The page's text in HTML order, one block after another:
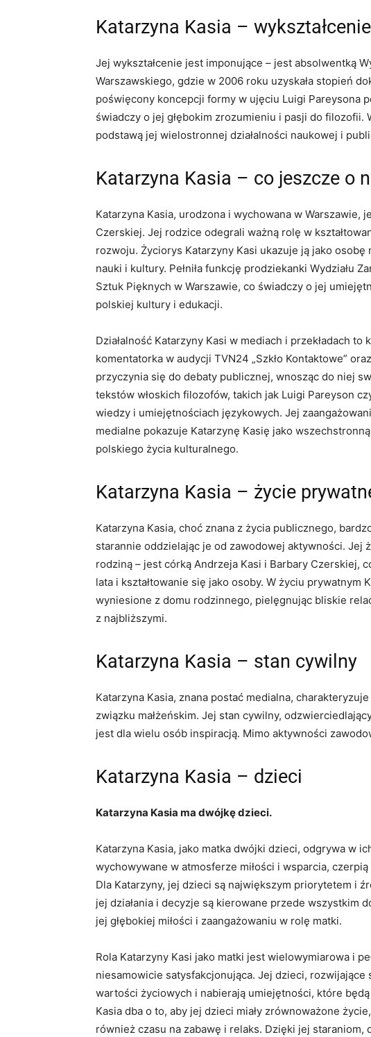
Katarzyna Kasia – wykształcenie
Jej wykształcenie jest imponujące – jest absolwentką
Warszawskiego, gdzie w 2006 roku uzyskała stopień
poświęcony koncepcji formy w ujęciu Luigi Pareysona
świadczy o jej głębokim zrozumieniu i pasji do filozofii.
podstawą jej wielostronnej działalności naukowej i
Katarzyna Kasia – co jeszcze o
Katarzyna Kasia, urodzona i wychowana w Warszawie,
Czerskiej. Jej rodzice odegrali ważną rolę w
rozwoju. Życiorys Katarzyny Kasi ukazuje ją jako
nauki i kultury. Pełniła funkcję prodziekanki Wydziału
Sztuk Pięknych w Warszawie, co świadczy o jej
polskiej kultury i edukacji.
Działalność Katarzyny Kasi w mediach i przekładach
komentatorka w audycji TVN24 „Szkło Kontaktowe”
przyczynia się do debaty publicznej, wnosząc do niej
tekstów włoskich filozofów, takich jak Luigi Pareyson
wiedzy i umiejętnościach językowych. Jej
medialne pokazuje Katarzynę Kasię jako
polskiego życia kulturalnego.
Katarzyna Kasia – życie
Katarzyna Kasia, choć znana z życia publicznego,
starannie oddzielając je od zawodowej aktywności. Jej
rodziną – jest córką Andrzeja Kasi i Barbary Czerskiej,
lata i kształtowanie się jako osoby. W życiu prywatnym
wyniesione z domu rodzinnego, pielęgnując bliskie
z najbliższymi.
Katarzyna Kasia – stan cywilny
Katarzyna Kasia, znana postać medialna,
związku małżeńskim. Jej stan cywilny,
jest dla wielu osób inspiracją. Mimo aktywności
Katarzyna Kasia – dzieci
Katarzyna Kasia ma dwójkę dzieci.
Katarzyna Kasia, jako matka dwójki dzieci, odgrywa w
wychowywane w atmosferze miłości i wsparcia,
Dla Katarzyny, jej dzieci są największym priorytetem i
jej działania i decyzje są kierowane przede wszystkim
jej głębokiej miłości i zaangażowaniu w rolę matki.
Rola Katarzyny Kasi jako matki jest wielowymiarowa i
niesamowicie satysfakcjonująca. Jej dzieci, rozwijające
wartości życiowych i nabierają umiejętności, które będą
Kasia dba o to, aby jej dzieci miały zrównoważone
również czasu na zabawę i relaks. Dzięki jej staraniom,